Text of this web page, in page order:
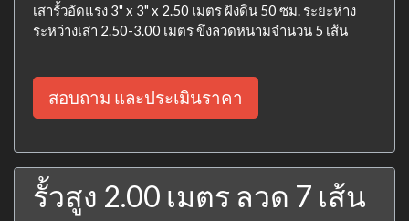
เสารั้วอัดแรง 3" x 3" x 2.50 เมตร ฝังดิน 50 ซม. ระยะห่าง
ระหว่างเสา 2.50-3.00 เมตร ขึงลวดหนามจำนวน 5 เส้น
สอบถาม และประเมินราคา
รั้วสูง 2.00 เมตร ลวด 7 เส้น